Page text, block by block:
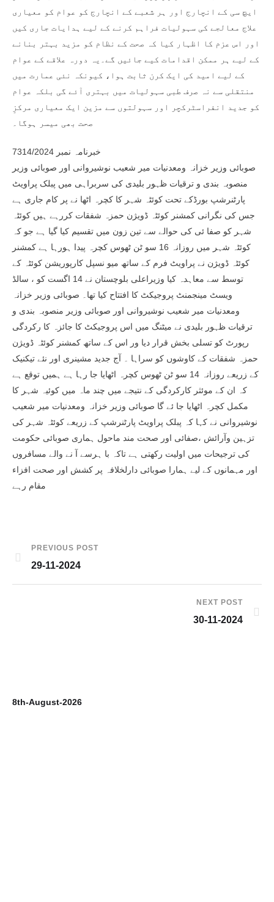
ایچ سی کے انچارج اور ہر شعبے کے انچارج کو عوام کو معیاری
علاج معالجے کی سہولیات فراہم کرنے کے لیے ہدایات جاری کیں
اور اس عزم کا اظہار کیا کہ صحت کے نظام کو مزید بہتر بنانے
کے لیے ہر ممکن اقدامات کیے جائیں گے۔یہ دورہ علاقے کے عوام
کے لیے امید کی ایک کرن ثابت ہوا، کیونکہ نئی عمارت میں
منتقلی سے نہ صرف طبی سہولیات میں بہتری آئے گی بلکہ عوام
کو جدید انفراسٹرکچر اور سہولتوں سے مزین ایک معیاری مرکزِ
صحت بھی میسر ہوگا۔
خبرنامہ نمبر 7314/2024
صوبائی وزیر خزانہ ومعدنیات میر شعیب نوشیروانی اور صوبائی وزیر
منصوبہ بندی و ترقیات ظہور بلیدی کی سربراہی میں پبلک پراویٹ
پارٹنرشپ بورڈکے تحت کوئٹہ شہر کا کچرہ اٹھا نے پر کام جاری ہے
جس کی نگرانی کمشنر کوئٹہ ڈویژن حمزہ شفقات کررہے ہیں کوئٹہ
شہر کو صفا ئی کی حوالے سے تین زون میں تقسیم کیا گیا ہے جو کہ
کوئٹہ شہر میں روزانہ 16 سو ٹن ٹھوس کچرہ پیدا ہورہا ہے کمشنر
کوئٹہ ڈویژن نے پراویٹ فرم کے ساتھ میو نسپل کارپوریشن کوئٹہ کے
توسط سے معاہدہ کیا وزیراعلی بلوچستان نے 14 اگست کو ، سالڈ
ویسٹ مینجمنٹ پروجیکٹ کا افتتاح کیا تھا۔ صوبائی وزیر خزانہ
ومعدنیات میر شعیب نوشیروانی اور صوبائی وزیر منصوبہ بندی و
ترقیات ظہور بلیدی نے میٹنگ میں اس پروجیکٹ کا جائزہ کا رکردگی
رپورٹ کو تسلی بخش قرار دیا ور اس کے ساتھ کمشنر کوئٹہ ڈویژن
حمزہ شفقات کے کاوشوں کو سراہا ۔ آج جدید مشینری اور نئے تیکنیک
کے زریعے روزانہ 14 سو ٹن ٹھوس کچرہ اٹھایا جا رہا ہے ہمیں توقع ہے
کہ ان کے موئثر کارکردگی کے نتیجے میں چند ماہ میں کوئیہ شہر کا
مکمل کچرہ اٹھایا جا ئے گا صوبائی وزیر خزانہ ومعدنیات میر شعیب
نوشیروانی نے کہا کہ پبلک پراویٹ پارٹنرشپ کے زریعے کوئٹہ شہر کی
تزہین وآرائش ،صفائی اور صحت مند ماحول ہماری صوبائی حکومت
کی ترجیحات میں اولیت رکھتی ہے تاکہ با ہرسے آ نے والے مسافروں
اور مہمانوں کے لیے ہمارا صوبائی دارلخلافہ پر کشش اور صحت افزاء
مقام رہے
PREVIOUS POST
29-11-2024
NEXT POST
30-11-2024
8th-August-2026